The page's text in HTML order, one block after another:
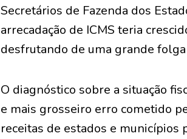
Secretários de Fazenda dos
arrecadação de ICMS teria
desfrutando de uma grande folga
O diagnóstico sobre a situação
e mais grosseiro erro cometido
receitas de estados e municípios